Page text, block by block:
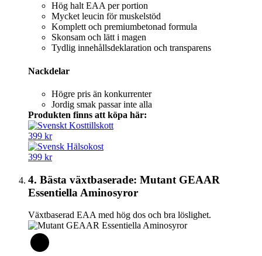
Hög halt EAA per portion
Mycket leucin för muskelstöd
Komplett och premiumbetonad formula
Skonsam och lätt i magen
Tydlig innehållsdeklaration och transparens
Nackdelar
Högre pris än konkurrenter
Jordig smak passar inte alla
Produkten finns att köpa här:
399 kr
399 kr
4. Bästa växtbaserade: Mutant GEAAR
Essentiella Aminosyror
Växtbaserad EAA med hög dos och bra löslighet.